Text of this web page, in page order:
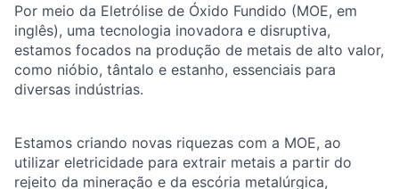
Por meio da Eletrólise de Óxido Fundido (MOE, em
inglês), uma tecnologia inovadora e disruptiva,
estamos focados na produção de metais de alto valor,
como nióbio, tântalo e estanho, essenciais para
diversas indústrias.
Estamos criando novas riquezas com a MOE, ao
utilizar eletricidade para extrair metais a partir do
rejeito da mineração e da escória metalúrgica,